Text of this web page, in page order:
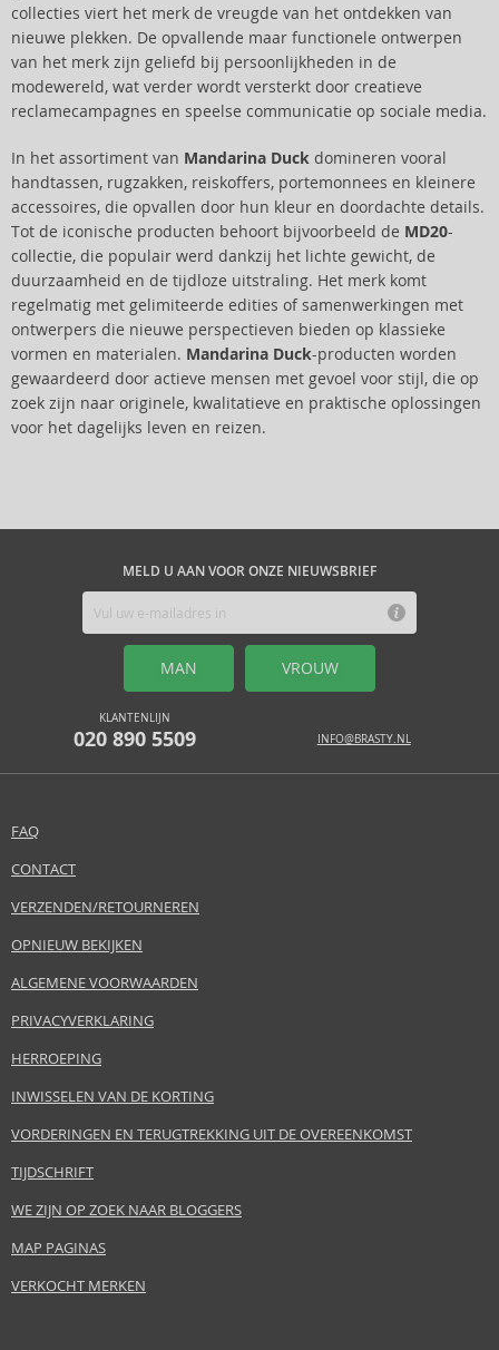
collecties viert het merk de vreugde van het ontdekken van
nieuwe plekken. De opvallende maar functionele ontwerpen
van het merk zijn geliefd bij persoonlijkheden in de
modewereld, wat verder wordt versterkt door creatieve
reclamecampagnes en speelse communicatie op sociale media.
In het assortiment van Mandarina Duck domineren vooral
handtassen, rugzakken, reiskoffers, portemonnees en kleinere
accessoires, die opvallen door hun kleur en doordachte details.
Tot de iconische producten behoort bijvoorbeeld de MD20-
collectie, die populair werd dankzij het lichte gewicht, de
duurzaamheid en de tijdloze uitstraling. Het merk komt
regelmatig met gelimiteerde edities of samenwerkingen met
ontwerpers die nieuwe perspectieven bieden op klassieke
vormen en materialen. Mandarina Duck-producten worden
gewaardeerd door actieve mensen met gevoel voor stijl, die op
zoek zijn naar originele, kwalitatieve en praktische oplossingen
voor het dagelijks leven en reizen.
MELD U AAN VOOR ONZE NIEUWSBRIEF
MAN VROUW
KLANTENLIJN
020 890 5509 INFO@BRASTY.NL
FAQ
CONTACT
VERZENDEN/RETOURNEREN
OPNIEUW BEKIJKEN
ALGEMENE VOORWAARDEN
PRIVACYVERKLARING
HERROEPING
INWISSELEN VAN DE KORTING
VORDERINGEN EN TERUGTREKKING UIT DE OVEREENKOMST
TIJDSCHRIFT
WE ZIJN OP ZOEK NAAR BLOGGERS
MAP PAGINAS
VERKOCHT MERKEN